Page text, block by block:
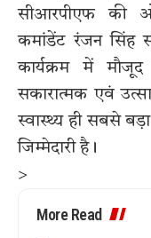
सीआरपीएफ की
कमांडेंट रंजन सिंह
कार्यक्रम में
सकारात्मक एवं
स्वास्थ्य ही सबसे
जिम्मेदारी है।
>
More Read